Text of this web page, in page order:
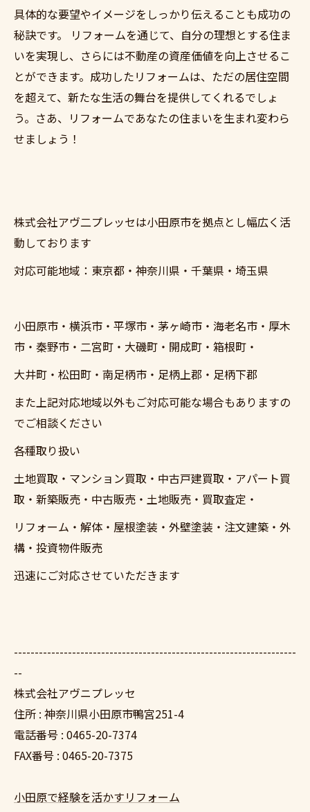
具体的な要望やイメージをしっかり伝えることも成功の
秘訣です。 リフォームを通じて、自分の理想とする住ま
いを実現し、さらには不動産の資産価値を向上させるこ
とができます。成功したリフォームは、ただの居住空間
を超えて、新たな生活の舞台を提供してくれるでしょ
う。さあ、リフォームであなたの住まいを生まれ変わら
せましょう！
株式会社アヴ二プレッセは小田原市を拠点とし幅広く活
動しております
対応可能地域：東京都・神奈川県・千葉県・埼玉県
小田原市・横浜市・平塚市・茅ヶ崎市・海老名市・厚木
市・秦野市・二宮町・大磯町・開成町・箱根町・
大井町・松田町・南足柄市・足柄上郡・足柄下郡
また上記対応地域以外もご対応可能な場合もありますの
でご相談ください
各種取り扱い
土地買取・マンション買取・中古戸建買取・アパート買
取・新築販売・中古販売・土地販売・買取査定・
リフォーム・解体・屋根塗装・外壁塗装・注文建築・外
構・投資物件販売
迅速にご対応させていただきます
--------------------------------------------------------------------
--
株式会社アヴニプレッセ
住所 : 神奈川県小田原市鴨宮251-4
電話番号 : 0465-20-7374
FAX番号 : 0465-20-7375
小田原で経験を活かすリフォーム